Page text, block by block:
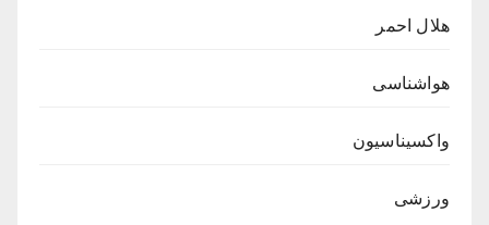
هلال احمر
هواشناسی
واکسیناسیون
ورزشی